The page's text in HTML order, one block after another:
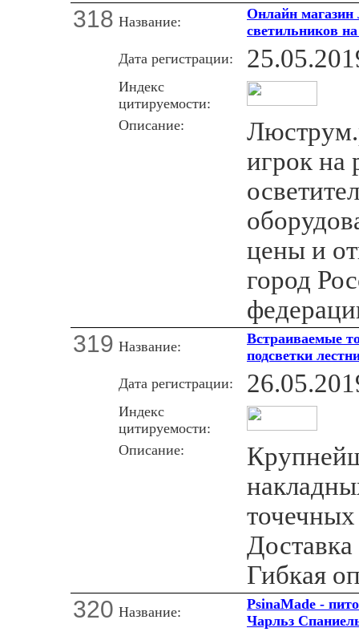
318 Название:
Онлайн
светильников
Дата регистрации:
Индекс
цитируемости:
Описание:
игрок на
цены и
город
319 Название:
Встраиваемые
подсветки
Дата регистрации:
Индекс
цитируемости:
Описание:
Гибкая
320 Название:
PsinaMade -
Чарльз